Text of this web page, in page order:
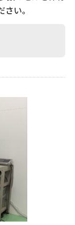
い。